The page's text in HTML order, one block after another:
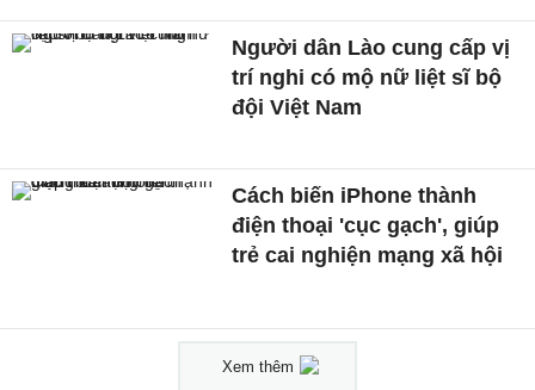
Người dân Lào cung cấp vị
trí nghi có mộ nữ liệt sĩ bộ
đội Việt Nam
Cách biến iPhone thành
điện thoại 'cục gạch', giúp
trẻ cai nghiện mạng xã hội
Xem thêm